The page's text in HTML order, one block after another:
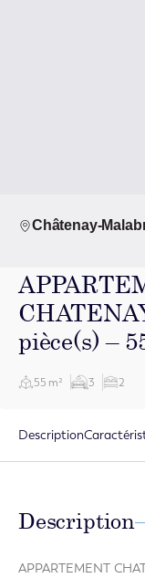
Châtenay-
pièce(s) –
55 m² 3 2
Description
Description
APPARTEMENT